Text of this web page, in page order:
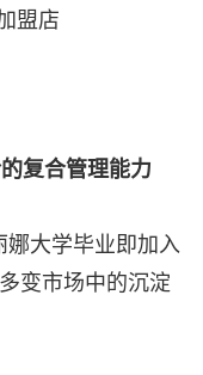
盟店
复合管理能力
大学毕业即加入
变市场中的沉淀